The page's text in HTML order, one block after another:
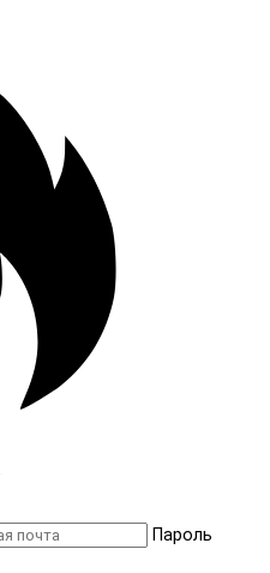
Пароль